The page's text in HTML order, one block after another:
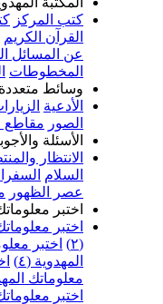
كتب المركز
القرآن الكريم
عن المسائل
المخطوطات
وسائط متعددة
الأدعية
الصور مقاطع
الأسئلة
الانتظار
السلام
عصر الظهور
اختبر
اختبر
(٢)
اختبر
المهدوية (٤)
معلوماتك
اختبر